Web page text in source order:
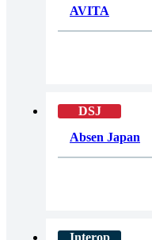
AVITA
Absen Japan